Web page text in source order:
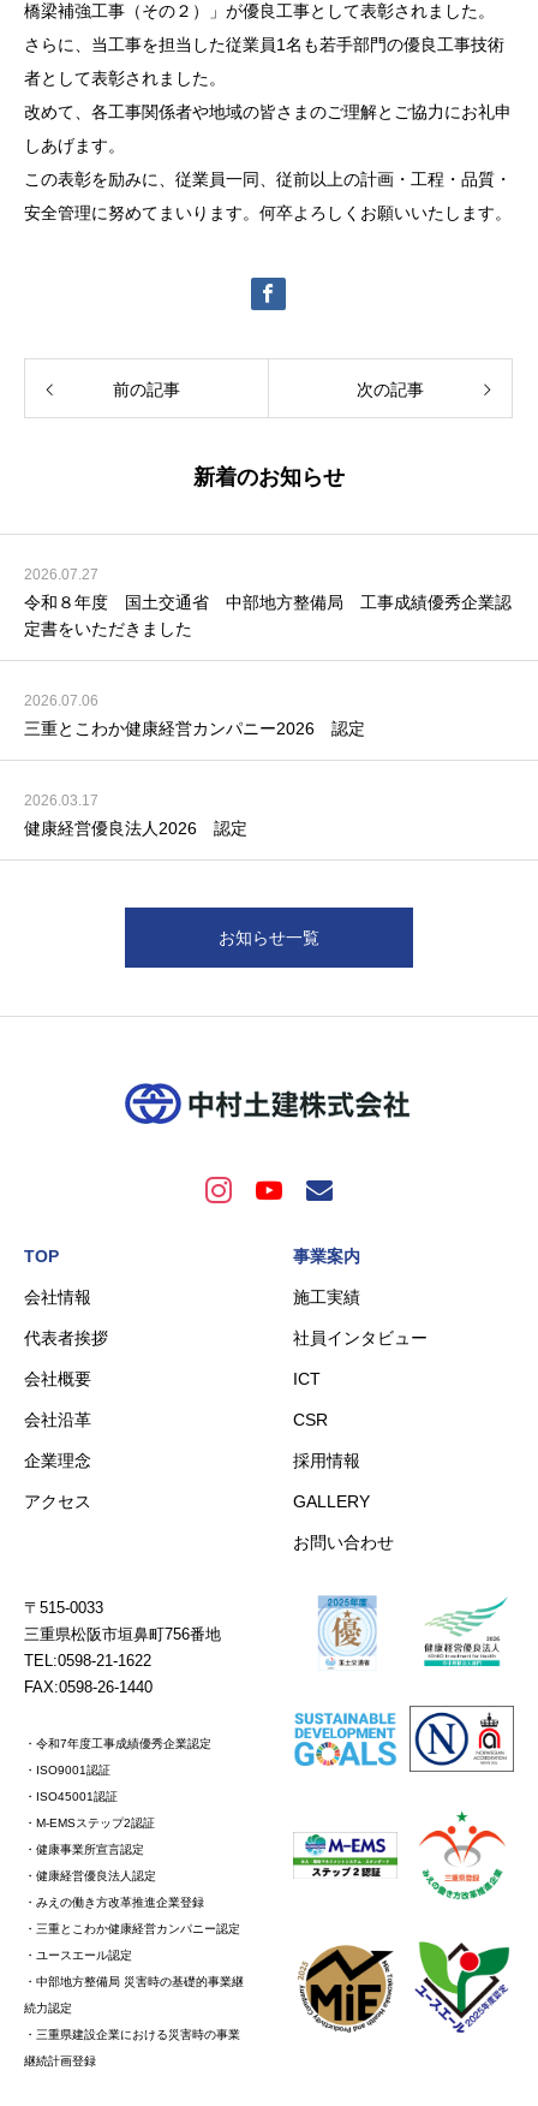
橋梁補強工事（その２）」が優良工事として表彰されました。
さらに、当工事を担当した従業員1名も若手部門の優良工事技術
者として表彰されました。
改めて、各工事関係者や地域の皆さまのご理解とご協力にお礼申
しあげます。
この表彰を励みに、従業員一同、従前以上の計画・工程・品質・
安全管理に努めてまいります。何卒よろしくお願いいたします。
前の記事 次の記事
新着のお知らせ
2026.07.27
令和８年度 国土交通省 中部地方整備局 工事成績優秀企業認
定書をいただきました
2026.07.06
三重とこわか健康経営カンパニー2026 認定
2026.03.17
健康経営優良法人2026 認定
お知らせ一覧
TOP
会社情報
代表者挨拶
会社概要
会社沿革
企業理念
アクセス
事業案内
施工実績
社員インタビュー
ICT
CSR
採用情報
GALLERY
お問い合わせ
〒515-0033
三重県松阪市垣鼻町756番地
TEL:0598-21-1622
FAX:0598-26-1440
・令和7年度工事成績優秀企業認定
・ISO9001認証
・ISO45001認証
・M-EMSステップ2認証
・健康事業所宣言認定
・健康経営優良法人認定
・みえの働き方改革推進企業登録
・三重とこわか健康経営カンパニー認定
・ユースエール認定
・中部地方整備局 災害時の基礎的事業継
続力認定
・三重県建設企業における災害時の事業
継続計画登録